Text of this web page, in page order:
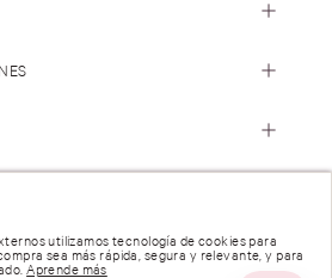
utilizamos tecnología de cookies para
sea más rápida, segura y relevante, y para
Aprende más
|